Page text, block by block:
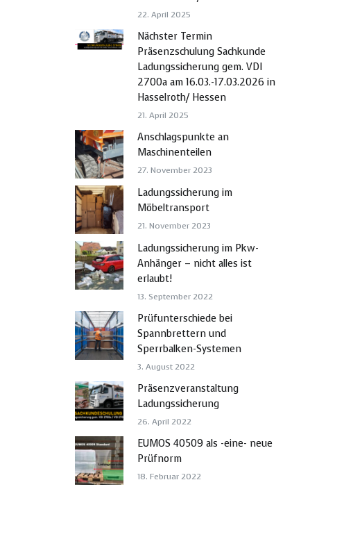
22. April 2025
Nächster Termin
Präsenzschulung Sachkunde
Ladungssicherung gem. VDI
2700a am 16.03.-17.03.2026 in
Hasselroth/ Hessen
21. April 2025
Anschlagspunkte an
Maschinenteilen
27. November 2023
Ladungssicherung im
Möbeltransport
21. November 2023
Ladungssicherung im Pkw-
Anhänger – nicht alles ist
erlaubt!
13. September 2022
Prüfunterschiede bei
Spannbrettern und
Sperrbalken-Systemen
3. August 2022
Präsenzveranstaltung
Ladungssicherung
26. April 2022
EUMOS 40509 als -eine- neue
Prüfnorm
18. Februar 2022